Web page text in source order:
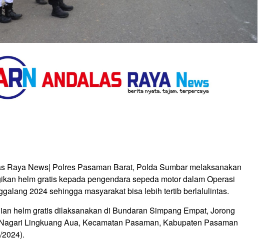
Raya News| Polres Pasaman Barat, Polda Sumbar melaksanakan
helm gratis kepada pengendara sepeda motor dalam Operasi
2024 sehingga masyarakat bisa lebih tertib berlalulintas.
helm gratis dilaksanakan di Bundaran Simpang Empat, Jorong
Lingkuang Aua, Kecamatan Pasaman, Kabupaten Pasaman